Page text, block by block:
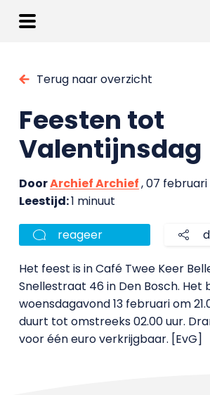
Terug naar overzicht
Feesten tot
Valentijnsdag
DoorArchief Archief, 07 februari
Leestijd:1 minuut
reageer
Het feest is in Café Twee Keer
Snellestraat 46 in Den Bosch. Het
woensdagavond 13 februari om
duurt tot omstreeks 02.00 uur.
voor één euro verkrijgbaar. [EvG]